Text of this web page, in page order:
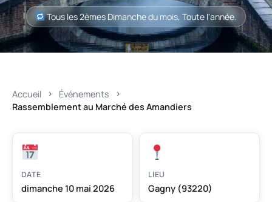
Tous les 2èmes Dimanche du mois, Toute l'année.
Accueil
Événements
Rassemblement au Marché des Amandiers
DATE
dimanche 10 mai 2026
LIEU
Gagny (93220)